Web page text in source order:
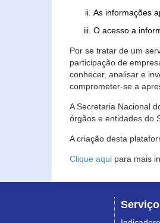
As informações
O acesso a
Por se tratar de um
participação de
conhecer, analisar e
comprometer-se a
A Secretaria Nacional
órgãos e entidades do
A criação desta
Clique aqui para mais